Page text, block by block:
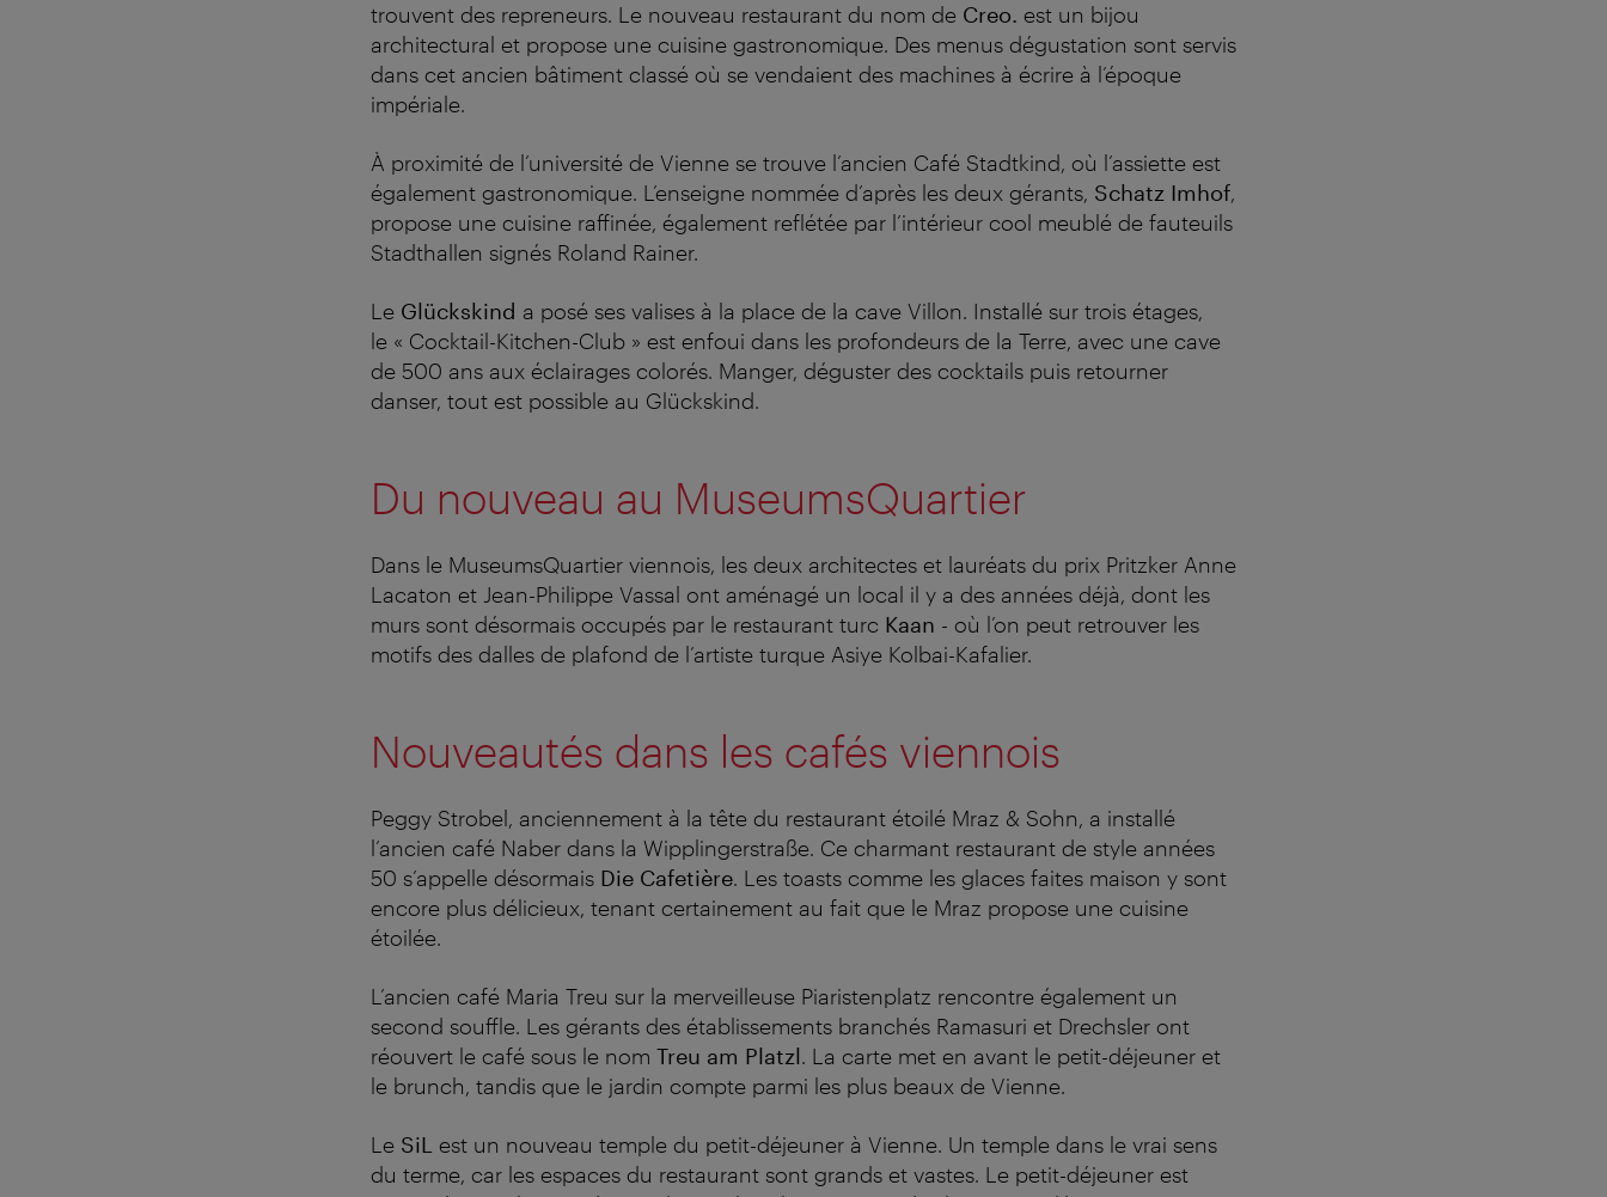
trouvent des repreneurs. Le nouveau restaurant du nom de Creo. est un bijou
architectural et propose une cuisine gastronomique. Des menus dégustation sont servis
dans cet ancien bâtiment classé où se vendaient des machines à écrire à l’époque
impériale.
À proximité de l’université de Vienne se trouve l’ancien Café Stadtkind, où l’assiette est
également gastronomique. L’enseigne nommée d’après les deux gérants, Schatz Imhof,
propose une cuisine raffinée, également reflétée par l’intérieur cool meublé de fauteuils
Stadthallen signés Roland Rainer.
Le Glückskind a posé ses valises à la place de la cave Villon. Installé sur trois étages,
le « Cocktail-Kitchen-Club » est enfoui dans les profondeurs de la Terre, avec une cave
de 500 ans aux éclairages colorés. Manger, déguster des cocktails puis retourner
danser, tout est possible au Glückskind.
Du nouveau au MuseumsQuartier
Dans le MuseumsQuartier viennois, les deux architectes et lauréats du prix Pritzker Anne
Lacaton et Jean-Philippe Vassal ont aménagé un local il y a des années déjà, dont les
murs sont désormais occupés par le restaurant turc Kaan - où l’on peut retrouver les
motifs des dalles de plafond de l’artiste turque Asiye Kolbai-Kafalier.
Nouveautés dans les cafés viennois
Peggy Strobel, anciennement à la tête du restaurant étoilé Mraz & Sohn, a installé
l’ancien café Naber dans la Wipplingerstraße. Ce charmant restaurant de style années
50 s’appelle désormais Die Cafetière. Les toasts comme les glaces faites maison y sont
encore plus délicieux, tenant certainement au fait que le Mraz propose une cuisine
étoilée.
L’ancien café Maria Treu sur la merveilleuse Piaristenplatz rencontre également un
second souffle. Les gérants des établissements branchés Ramasuri et Drechsler ont
réouvert le café sous le nom Treu am Platzl. La carte met en avant le petit-déjeuner et
le brunch, tandis que le jardin compte parmi les plus beaux de Vienne.
Le SiL est un nouveau temple du petit-déjeuner à Vienne. Un temple dans le vrai sens
du terme, car les espaces du restaurant sont grands et vastes. Le petit-déjeuner est